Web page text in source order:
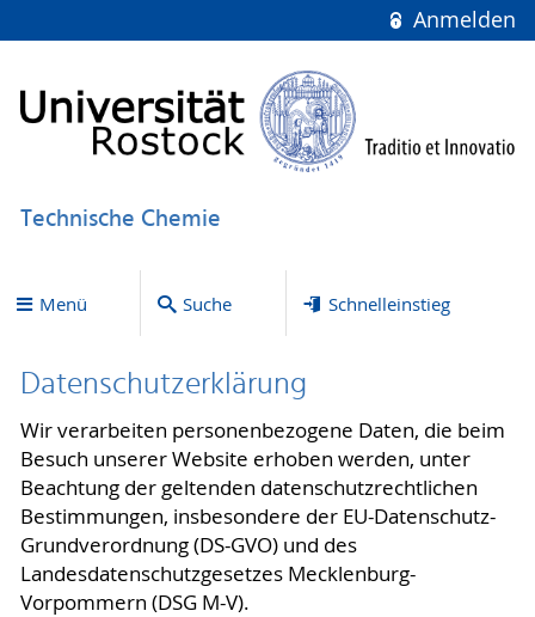
Anmelden
Technische Chemie
Menü Suche Schnelleinstieg
Datenschutzerklärung
Wir verarbeiten personenbezogene Daten, die beim
Besuch unserer Website erhoben werden, unter
Beachtung der geltenden datenschutzrechtlichen
Bestimmungen, insbesondere der EU-Datenschutz-
Grundverordnung (DS-GVO) und des
Landesdatenschutzgesetzes Mecklenburg-
Vorpommern (DSG M-V).